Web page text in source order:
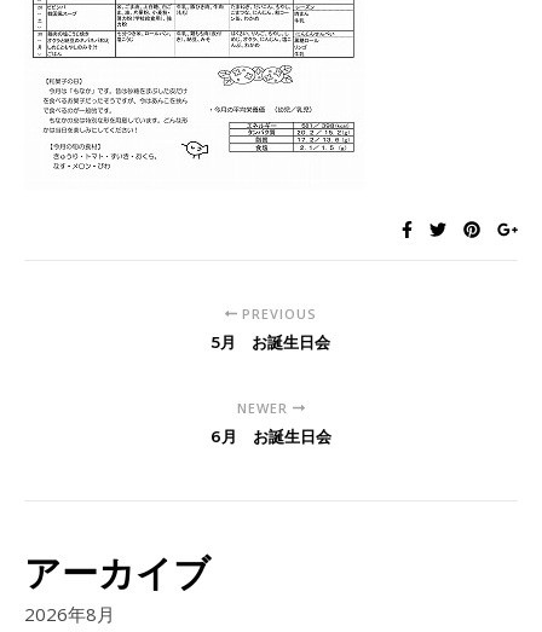
PREVIOUS
5月 お誕生日会
NEWER
6月 お誕生日会
アーカイブ
2026年8月